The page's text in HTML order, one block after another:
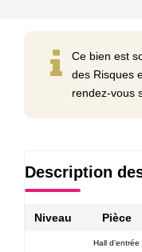
Ce bien est
des Risques
rendez-vous
Description
Niveau Pièce
Hall d'entrée